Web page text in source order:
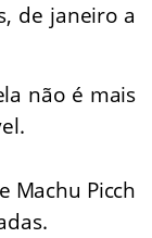
de janeiro a
não é mais
Machu Picch